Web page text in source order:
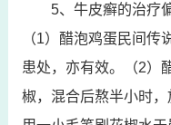
5、牛皮癣的治疗
（1）醋泡鸡蛋民间
患处，亦有效。（2）
椒，混合后熬半小时，